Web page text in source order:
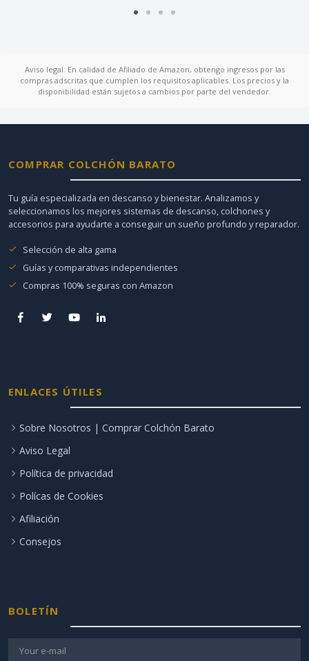
Aviso legal: En calidad de Afiliado de Amazon, obtengo ingresos por las
compras adscritas que cumplen los requisitos aplicables. Los precios y la
disponibilidad están sujetos a cambios por parte del vendedor.
COMPRAR COLCHÓN BARATO
Tu guía especializada en descanso y bienestar. Analizamos y
seleccionamos los mejores sistemas de descanso, colchones y
accesorios para ayudarte a conseguir un sueño profundo y reparador.
Selección de alta gama
Guías y comparativas independientes
Compras 100% seguras con Amazon
ENLACES ÚTILES
Sobre Nosotros | Comprar Colchón Barato
Aviso Legal
Política de privacidad
Polícas de Cookies
Afiliación
Consejos
BOLETÍN